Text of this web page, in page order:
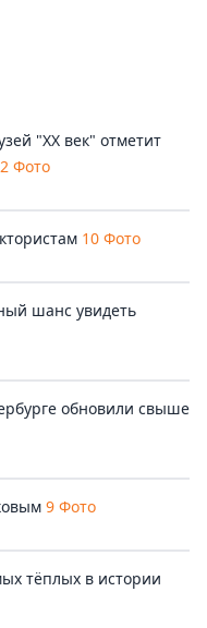
"ХХ век" отметит
2 Фото
10 Фото
шанс увидеть
обновили свыше
9 Фото
тёплых в истории